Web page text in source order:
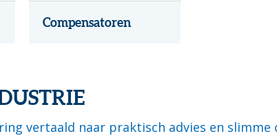
Compensatoren
vertaald naar praktisch advies en